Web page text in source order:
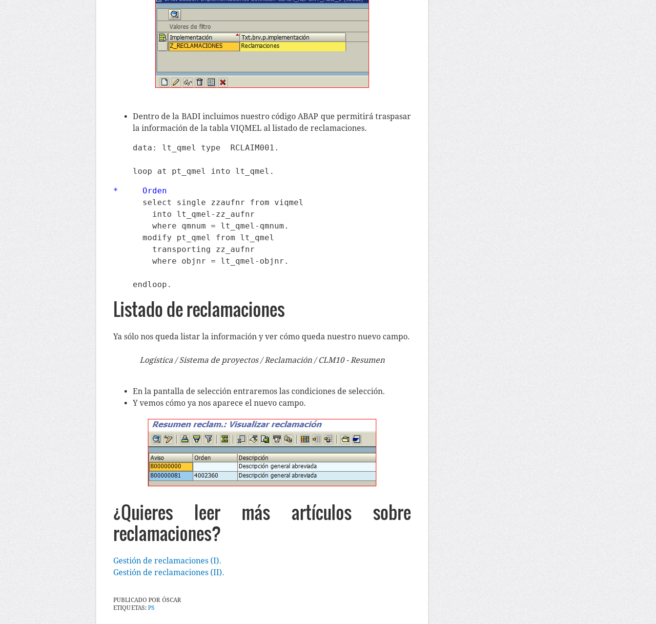
Dentro de la BADI incluimos nuestro código ABAP que permitirá traspasar
la información de la tabla VIQMEL al listado de reclamaciones.
    data: lt_qmel type  RCLAIM001.
    loop at pt_qmel into lt_qmel.
*     Orden
      select single zzaufnr from viqmel
        into lt_qmel-zz_aufnr
        where qmnum = lt_qmel-qmnum.
      modify pt_qmel from lt_qmel
        transporting zz_aufnr
        where objnr = lt_qmel-objnr.
    endloop.
Listado de reclamaciones
Ya sólo nos queda listar la información y ver cómo queda nuestro nuevo campo.
Logística / Sistema de proyectos / Reclamación / CLM10 - Resumen
En la pantalla de selección entraremos las condiciones de selección.
Y vemos cómo ya nos aparece el nuevo campo.
¿Quieres leer más artículos sobre
reclamaciones?
Gestión de reclamaciones (I).
Gestión de reclamaciones (II).
PUBLICADO POR ÓSCAR
ETIQUETAS:PS